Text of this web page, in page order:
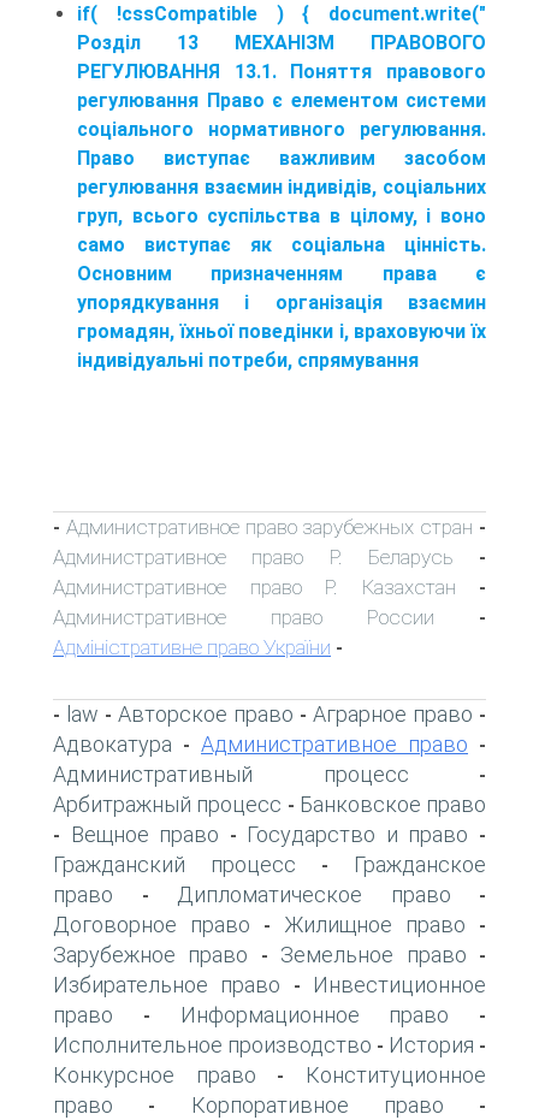
if( !cssCompatible ) { document.write("
Розділ 13 МЕХАНІЗМ ПРАВОВОГО
РЕГУЛЮВАННЯ 13.1. Поняття правового
регулювання Право є елементом системи
соціального нормативного регулювання.
Право виступає важливим засобом
регулювання взаємин індивідів, соціальних
груп, всього суспільства в цілому, і воно
само виступає як соціальна цінність.
Основним призначенням права є
упорядкування і організація взаємин
громадян, їхньої поведінки і, враховуючи їх
індивідуальні потреби, спрямування
- Административное право зарубежных стран -
Административное право Р. Беларусь -
Административное право Р. Казахстан -
Административное право России -
Адміністративне право України -
- law - Авторское право - Аграрное право -
Адвокатура - Административное право -
Административный процесс -
Арбитражный процесс - Банковское право
- Вещное право - Государство и право -
Гражданский процесс -
Гражданское
право - Дипломатическое право -
Договорное право - Жилищное право -
Зарубежное право - Земельное право -
Избирательное право -
Инвестиционное
право - Информационное право -
Исполнительное производство - История -
Конкурсное право -
Конституционное
право - Корпоративное право -